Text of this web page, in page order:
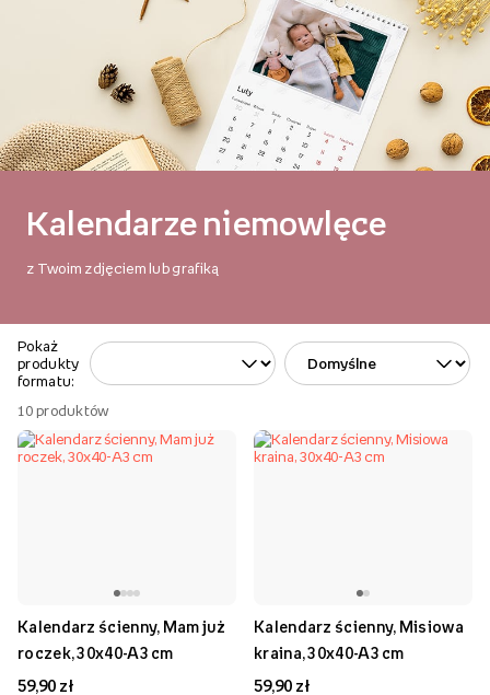
Kalendarze niemowlęce
z Twoim zdjęciem lub grafiką
Pokaż
produkty
formatu:
10 produktów
Kalendarz ścienny, Mam już
roczek, 30x40-A3 cm
59,90 zł
Kalendarz ścienny, Misiowa
kraina, 30x40-A3 cm
59,90 zł